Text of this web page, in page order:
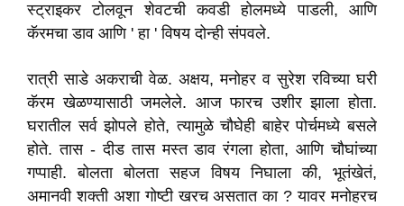
स्ट्राइकर टोलवून शेवटची कवडी होलमध्ये पाडली, आणि
कॅरमचा डाव आणि ' हा ' विषय दोन्ही संपवले.‌
रात्री साडे अकराची वेळ. अक्षय, मनोहर व सुरेश रविच्या घरी
कॅरम खेळण्यासाठी जमलेले. आज फारच उशीर झाला होता.
घरातील सर्व झोपले होते, त्यामुळे चौघेही बाहेर पोर्चमध्ये बसले
होते. तास - दीड तास मस्त डाव रंगला होता, आणि चौघांच्या
गप्पाही. बोलता बोलता सहज विषय निघाला की, भूतंखेतं,
अमानवी शक्ती अशा गोष्टी खरच असतात का ? यावर मनोहरच